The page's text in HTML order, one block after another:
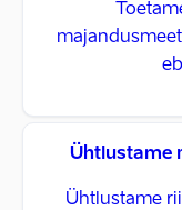
Ühtlustame
Ühtlustame